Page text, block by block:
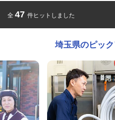
全 47 件ヒットしました
埼玉県のピッ